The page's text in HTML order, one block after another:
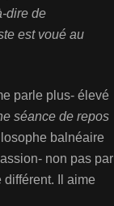
dire de
est voué au
parle plus- élevé
séance de repos
balnéaire
non pas par
différent. Il aime